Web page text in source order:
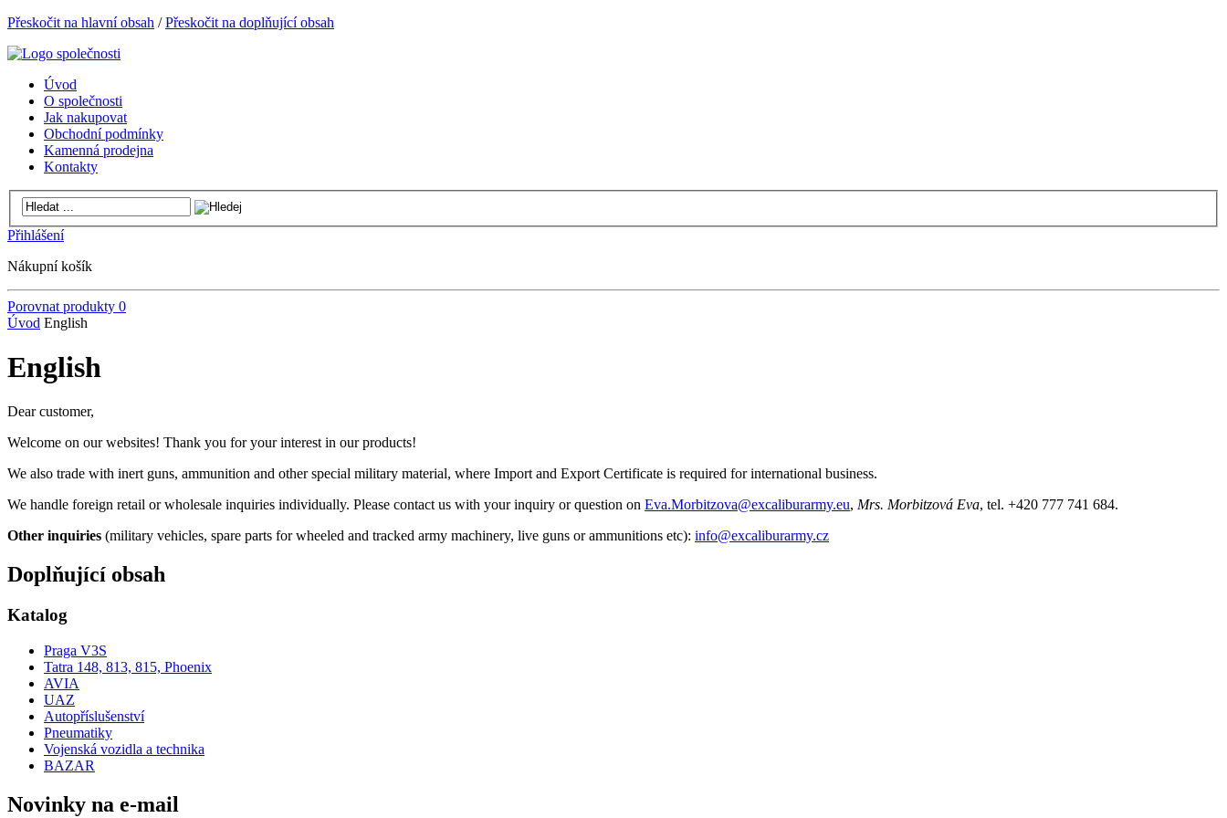
Přeskočit na hlavní obsah /Přeskočit na doplňující obsah
Úvod
O společnosti
Jak nakupovat
Obchodní podmínky
Kamenná prodejna
Kontakty
Přihlášení
Nákupní košík
Porovnat produkty 0
Úvod English
English
Dear customer,
Welcome on our websites! Thank you for your interest in our products!
We also trade with inert guns, ammunition and other special military material, where Import and Export Certificate is required for international business.
We handle foreign retail or wholesale inquiries individually. Please contact us with your inquiry or question on Eva.Morbitzova@excaliburarmy.eu, Mrs. Morbitzová Eva, tel. +420 777 741 684.
Other inquiries (military vehicles, spare parts for wheeled and tracked army machinery, live guns or ammunitions etc): info@excaliburarmy.cz
Doplňující obsah
Katalog
Praga V3S
Tatra 148, 813, 815, Phoenix
AVIA
UAZ
Autopříslušenství
Pneumatiky
Vojenská vozidla a technika
BAZAR
Novinky na e-mail